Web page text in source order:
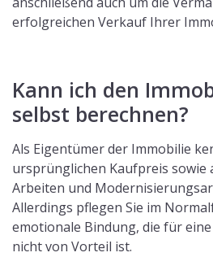
erfolgreichen Verkauf Ihrer
Kann ich den
selbst berechnen?
Als Eigentümer der Immobilie
ursprünglichen Kaufpreis sowie
Arbeiten und
Allerdings pflegen Sie im
emotionale Bindung, die für
nicht von Vorteil ist.